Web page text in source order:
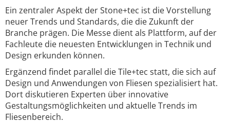
Ein zentraler Aspekt der Stone+tec ist die Vorstellung
neuer Trends und Standards, die die Zukunft der
Branche prägen. Die Messe dient als Plattform, auf der
Fachleute die neuesten Entwicklungen in Technik und
Design erkunden können.
Ergänzend findet parallel die Tile+tec statt, die sich auf
Design und Anwendungen von Fliesen spezialisiert hat.
Dort diskutieren Experten über innovative
Gestaltungsmöglichkeiten und aktuelle Trends im
Fliesenbereich.